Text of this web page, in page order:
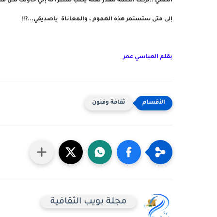
إلى متى ستستمر هذه الهموم ، والمعاناة ياصديقي...?!!
بقلم العباسي عمر
ثقافة وفنون
مجلة بويب الثقافية